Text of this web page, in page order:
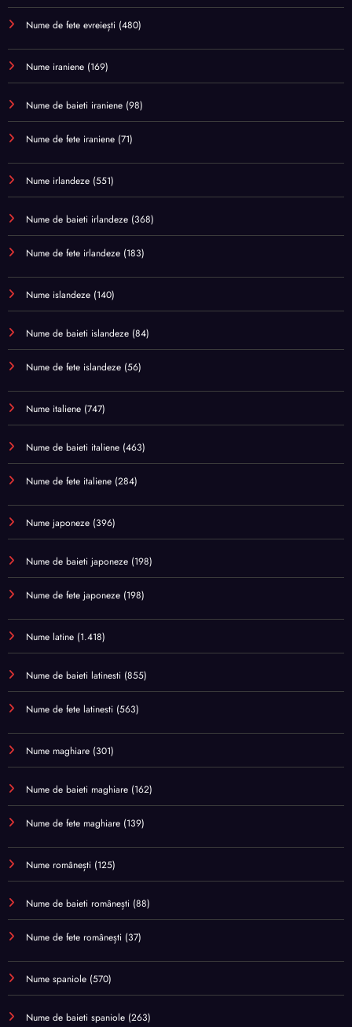
Nume de fete evreiești (480)
Nume iraniene (169)
Nume de baieti iraniene (98)
Nume de fete iraniene (71)
Nume irlandeze (551)
Nume de baieti irlandeze (368)
Nume de fete irlandeze (183)
Nume islandeze (140)
Nume de baieti islandeze (84)
Nume de fete islandeze (56)
Nume italiene (747)
Nume de baieti italiene (463)
Nume de fete italiene (284)
Nume japoneze (396)
Nume de baieti japoneze (198)
Nume de fete japoneze (198)
Nume latine (1.418)
Nume de baieti latinesti (855)
Nume de fete latinesti (563)
Nume maghiare (301)
Nume de baieti maghiare (162)
Nume de fete maghiare (139)
Nume românești (125)
Nume de baieti românești (88)
Nume de fete românești (37)
Nume spaniole (570)
Nume de baieti spaniole (263)